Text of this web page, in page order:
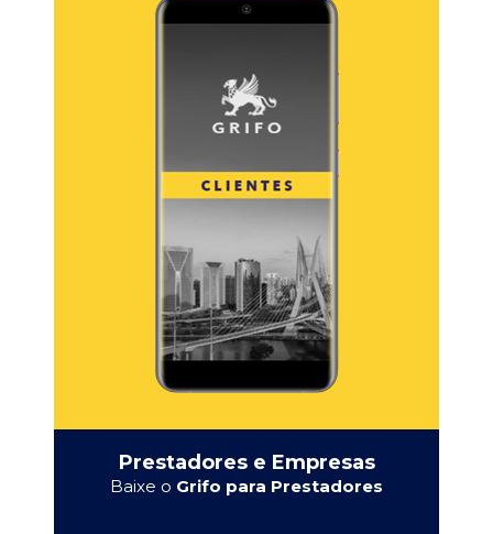
Prestadores e Empresas
Baixe o Grifo para Prestadores